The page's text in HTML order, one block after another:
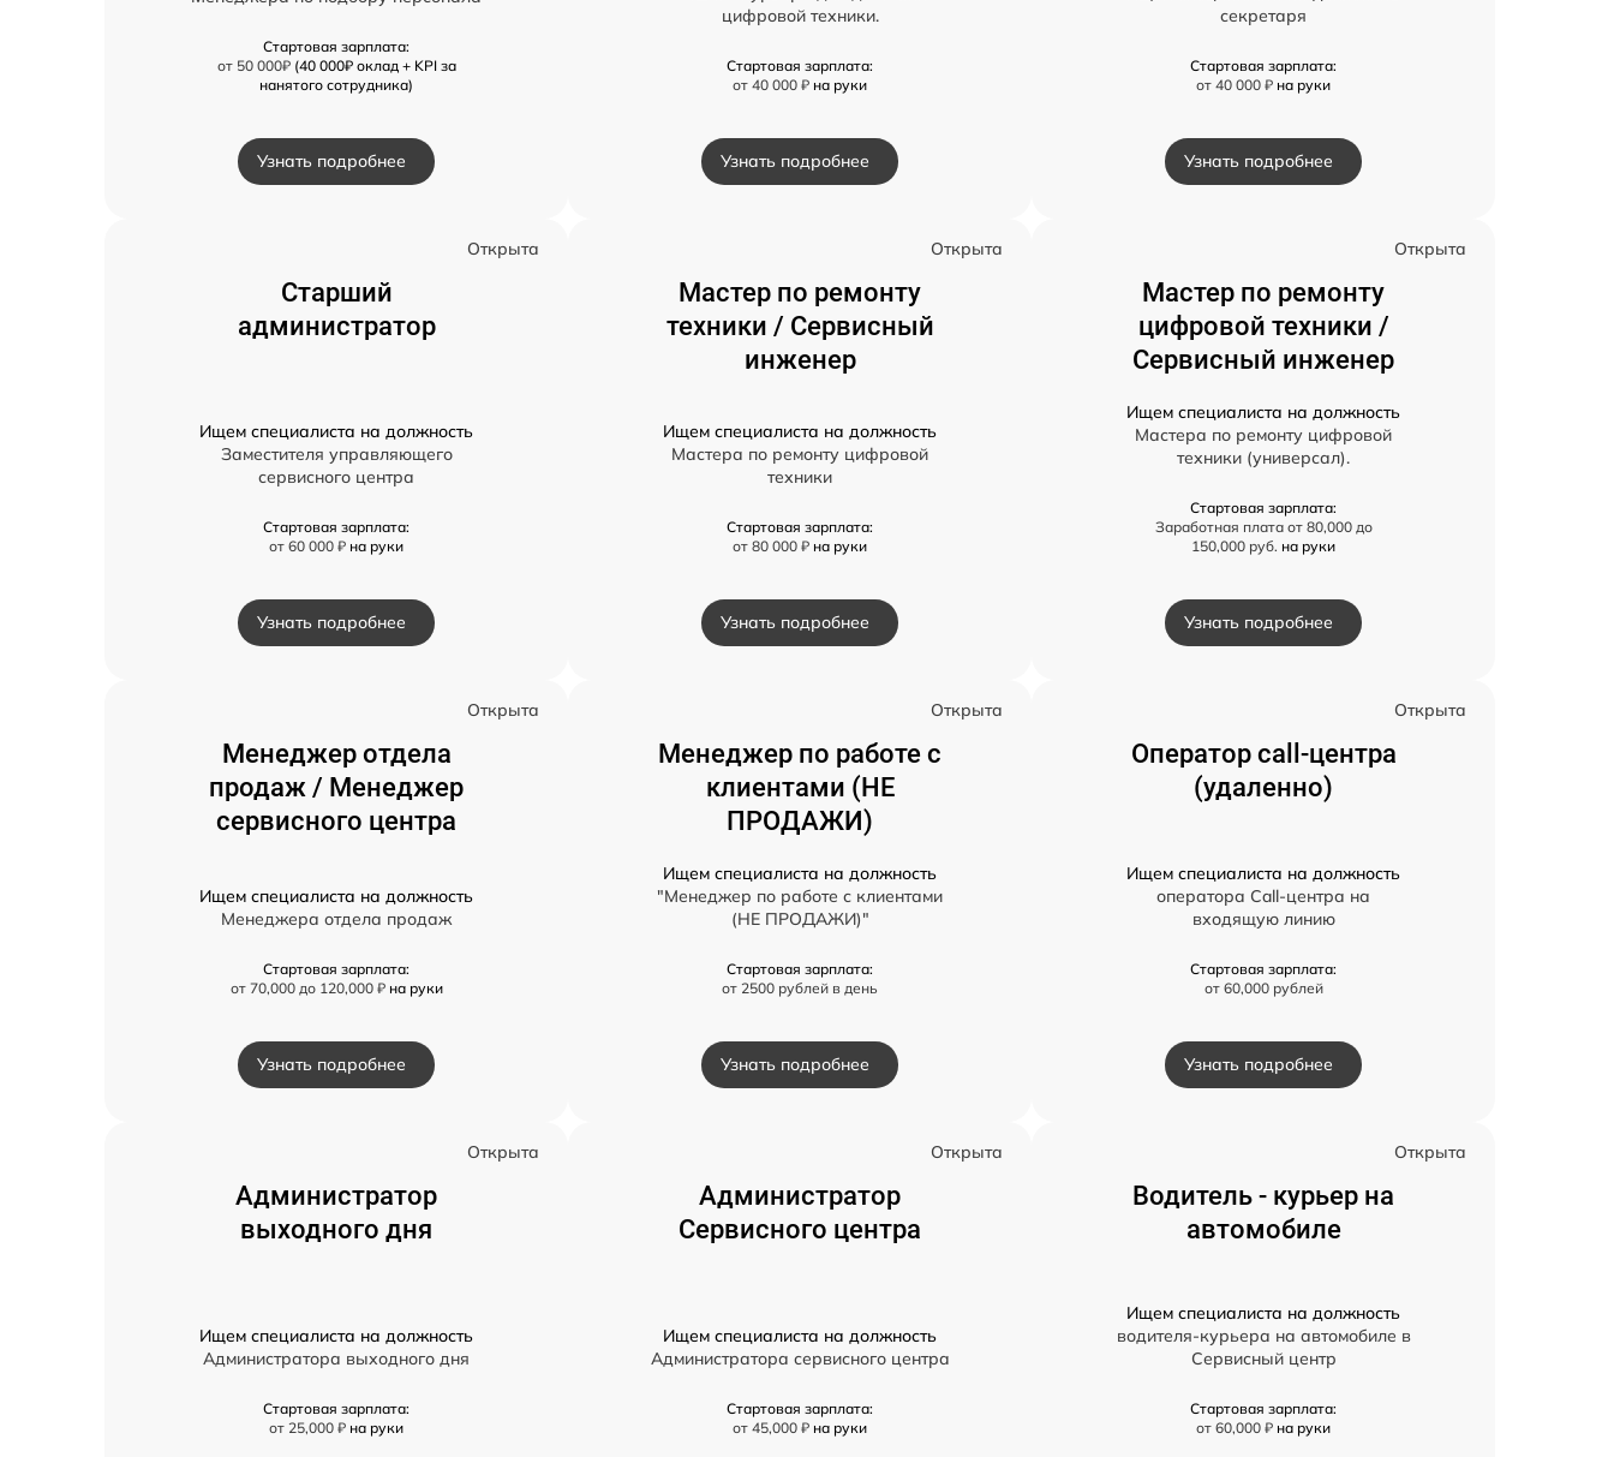
Стартовая зарплата:
от 50 000₽(40 000₽ оклад + KPI за
нанятого сотрудника)
Узнать подробнее
цифровой техники.
Стартовая зарплата:
от 40 000 ₽ на руки
Узнать подробнее
секретаря
Стартовая зарплата:
от 40 000 ₽ на руки
Узнать подробнее
Открыта
Старший
администратор
Ищем специалиста на должность
Заместителя управляющего
сервисного центра
Стартовая зарплата:
от 60 000 ₽ на руки
Узнать подробнее
Открыта
Мастер по ремонту
техники / Сервисный
инженер
Ищем специалиста на должность
Мастера по ремонту цифровой
техники
Стартовая зарплата:
от 80 000 ₽ на руки
Узнать подробнее
Открыта
Мастер по ремонту
цифровой техники /
Сервисный инженер
Ищем специалиста на должность
Мастера по ремонту цифровой
техники (универсал).
Стартовая зарплата:
Заработная плата от 80,000 до
150,000 руб. на руки
Узнать подробнее
Открыта
Менеджер отдела
продаж / Менеджер
сервисного центра
Ищем специалиста на должность
Менеджера отдела продаж
Стартовая зарплата:
от 70,000 до 120,000 ₽ на руки
Узнать подробнее
Открыта
Менеджер по работе с
клиентами (НЕ
ПРОДАЖИ)
Ищем специалиста на должность
"Менеджер по работе с клиентами
(НЕ ПРОДАЖИ)"
Стартовая зарплата:
от 2500 рублей в день
Узнать подробнее
Открыта
Оператор call-центра
(удаленно)
Ищем специалиста на должность
оператора Call-центра на
входящую линию
Стартовая зарплата:
от 60,000 рублей
Узнать подробнее
Открыта
Администратор
выходного дня
Ищем специалиста на должность
Администратора выходного дня
Стартовая зарплата:
от 25,000 ₽ на руки
Открыта
Администратор
Сервисного центра
Ищем специалиста на должность
Администратора сервисного центра
Стартовая зарплата:
от 45,000 ₽ на руки
Открыта
Водитель - курьер на
автомобиле
Ищем специалиста на должность
водителя-курьера на автомобиле в
Сервисный центр
Стартовая зарплата:
от 60,000 ₽ на руки